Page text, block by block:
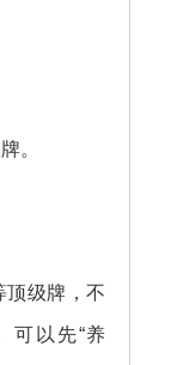
。
顶级牌，不
可以先“养